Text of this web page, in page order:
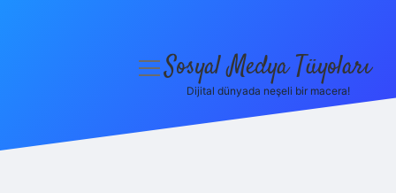
menüyüSosyal Medya Tüyoları
Dijital dünyada neşeli bir macera!